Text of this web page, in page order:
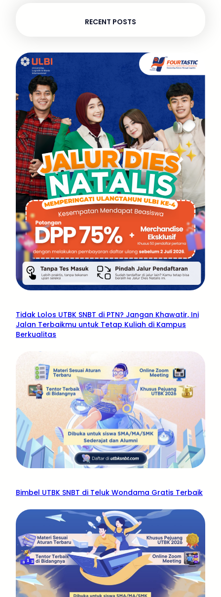
RECENT POSTS
Tidak Lolos UTBK SNBT di PTN? Jangan Khawatir, Ini
Jalan Terbaikmu untuk Tetap Kuliah di Kampus
Berkualitas
Bimbel UTBK SNBT di Teluk Wondama Gratis Terbaik